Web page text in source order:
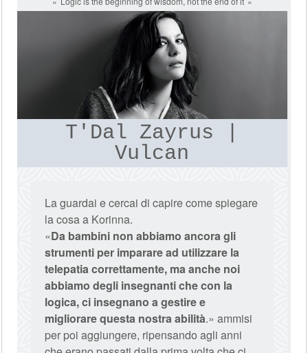
T'Dal Zayrus |
Vulcan
La guardai e cercai di capire come spiegare
la cosa a Korinna.
«Da bambini non abbiamo ancora gli
strumenti per imparare ad utilizzare la
telepatia correttamente, ma anche noi
abbiamo degli insegnanti che con la
logica, ci insegnano a gestire e
migliorare questa nostra abilità.» ammisi
per poi aggiungere, ripensando agli anni